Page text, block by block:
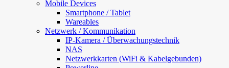
Mobile Devices
Smartphone / Tablet
Wareables
Netzwerk / Kommunikation
IP-Kamera / Überwachungstechnik
NAS
Netzwerkkarten (WiFi & Kabelgebunden)